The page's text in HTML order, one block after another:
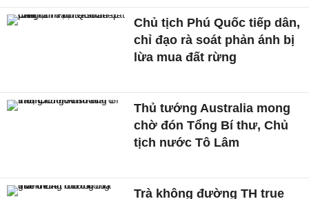
Chủ tịch Phú Quốc tiếp dân,
chỉ đạo rà soát phản ánh bị
lừa mua đất rừng
Thủ tướng Australia mong
chờ đón Tổng Bí thư, Chủ
tịch nước Tô Lâm
Trà không đường TH true